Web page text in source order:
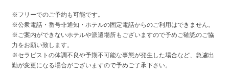
※フリーでのご予約も可能です。
※公衆電話・番号非通知・ホテルの固定電話からのご利用はできません。
※ご案内ができないホテルや派遣場所もございますので予めご確認のご協
力をお願い致します。
※セラピストの体調不良や予期不可能な事態が発生した場合など、急遽出
勤が変更になる場合がございますので予めご了承下さい。